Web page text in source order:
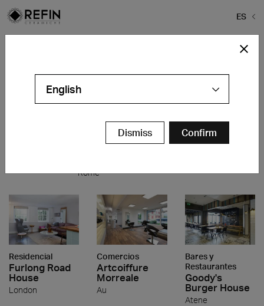
ES
Exposición
Rome
Hotel
Molitor
Bares y
Restaurantes
Ristorante
Residencial
Furlong Road
House
London
Comercios
Artcoiffure
Morreale
Au
Bares y
Restaurantes
Goody's
Burger House
Atene
English
Dismiss Confirm